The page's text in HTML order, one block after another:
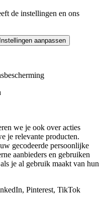
de instellingen en ons
Instellingen aanpassen
we je ook over acties
je relevante producten.
gecodeerde persoonlijke
aanbieders en gebruiken
je al gebruik maakt van hun
Pinterest, TikTok